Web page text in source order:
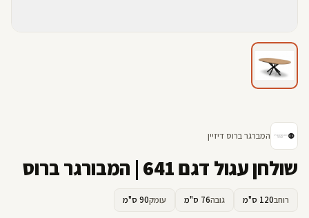
המברגר ברוס דיזיין
שולחן עגול דגם 641 | המבורגר ברוס
רוחב120 ס"מ גובה76 ס"מ עומק90 ס"מ